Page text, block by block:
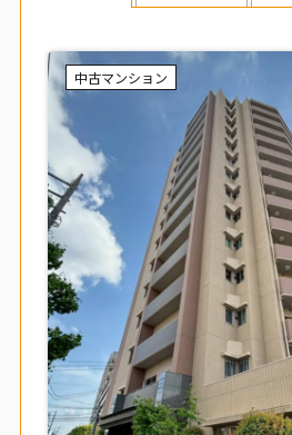
中古マンション